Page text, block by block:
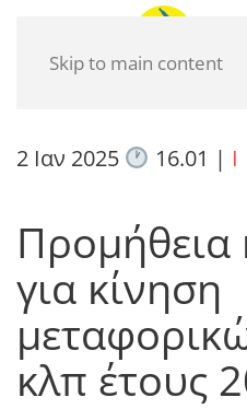
Skip to main content
2 Ιαν 2025 16.01 | I
Προμήθεια
για κίνηση
κλπ έτους